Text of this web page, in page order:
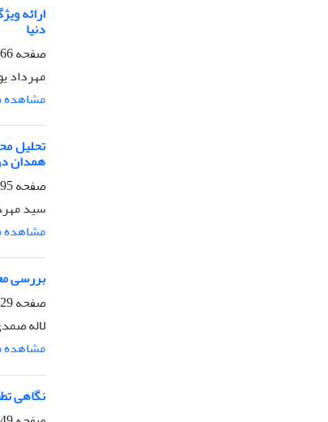
ارائه
دنیا
صفحه66-93
مهرداد
مشاهده
تحلیل
همدان در
صفحه95-127
سید
مشاهده
بررسی
صفحه147
لاله
مشاهده
نگاهی